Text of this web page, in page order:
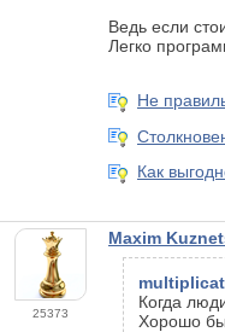
Ведь если
Легко
Не
Как
25373
Maxim
Когда
Хорошо